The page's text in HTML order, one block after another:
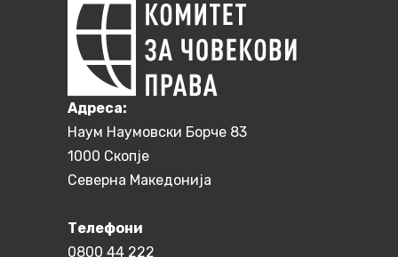
Aдреса:
Наум Наумовски Борче 83
1000 Скопје
Северна Македонија
Телефони
0800 44 222